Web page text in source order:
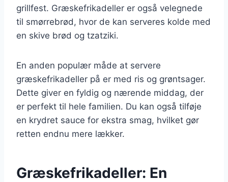
grillfest. Græskefrikadeller er også velegnede
til smørrebrød, hvor de kan serveres kolde med
en skive brød og tzatziki.
En anden populær måde at servere
græskefrikadeller på er med ris og grøntsager.
Dette giver en fyldig og nærende middag, der
er perfekt til hele familien. Du kan også tilføje
en krydret sauce for ekstra smag, hvilket gør
retten endnu mere lækker.
Græskefrikadeller: En